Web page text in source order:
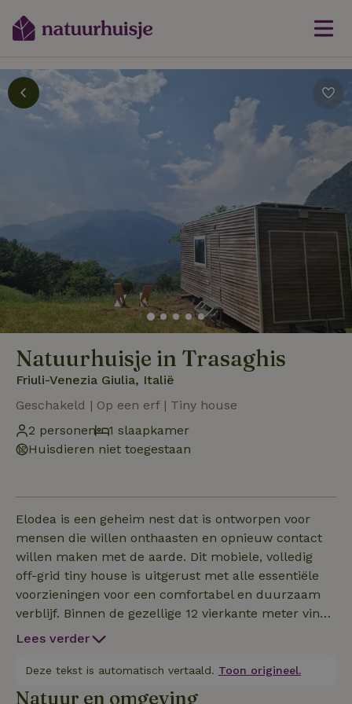
Natuurhuisje in Trasaghis
Friuli-Venezia Giulia, Italië
Geschakeld | Op een erf | Tiny house
2 personen
1 slaapkamer
Huisdieren niet toegestaan
Elodea is een geheim nest dat is ontworpen voor
mensen die willen onthaasten en opnieuw contact
willen maken met de aarde. Dit mobiele, volledig
off-grid tiny house is uitgerust met alle essentiële
voorzieningen voor een comfortabel en duurzaam
verblijf. Binnen de gezellige 12 vierkante meter vind
je alles wat je nodig hebt: een comfortabel
eigen douche, een milieuvriendelijk niet-chemisch
toilet en verwarming. De minimalistische maar
Lees verder
Deze tekst is automatisch vertaald. Toon origineel.
Natuur en omgeving